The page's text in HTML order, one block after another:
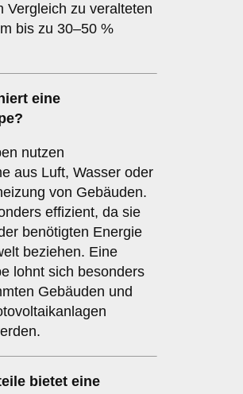
Vergleich zu veralteten
bis zu 30–50 %
eine
nutzen
aus Luft, Wasser oder
von Gebäuden.
effizient, da sie
benötigten Energie
beziehen. Eine
lohnt sich besonders
Gebäuden und
bietet eine